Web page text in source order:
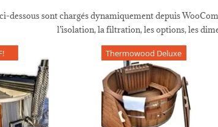
dessous sont chargés dynamiquement depuis
l’isolation, la filtration, les options, les
Thermowood Deluxe